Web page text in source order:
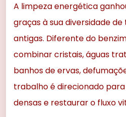
A limpeza energética
graças à sua diversidade
antigas. Diferente do
combinar cristais, águas
banhos de ervas,
trabalho é direcionado
densas e restaurar o fluxo